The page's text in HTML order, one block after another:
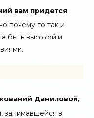
вам придется
почему-то так и
быть высокой и
Даниловой,
занимавшейся в